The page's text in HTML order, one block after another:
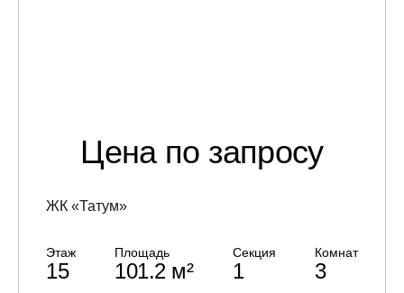
Цена по запросу
ЖК «Татум»
Этаж
15
Площадь
101.2 м²
Секция
1
Комнат
3